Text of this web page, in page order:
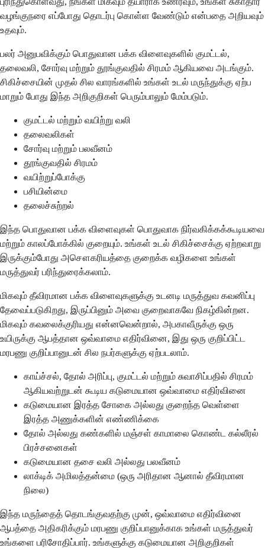
வழங்குநரை எப்போது தொடர்பு கொள்ள வேண்டும் என்பதை அறியவும்
உதவும்.
பலர் அனுபவிக்கும் பொதுவான பக்க விளைவுகளில் குமட்டல்,
தலைவலி, சோர்வு மற்றும் தூங்குவதில் சிரமம் ஆகியவை அடங்கும்.
சிகிச்சையின் முதல் சில வாரங்களில் உங்கள் உடல் மருந்துக்கு ஏற்ப
மாறும் போது இந்த அறிகுறிகள் பெரும்பாலும் மேம்படும்.
குமட்டல் மற்றும் வயிற்று வலி
தலைவலிகள்
சோர்வு மற்றும் பலவீனம்
தூங்குவதில் சிரமம்
வயிற்றுப்போக்கு
பசியின்மை
தலைச்சுற்றல்
இந்த பொதுவான பக்க விளைவுகள் பொதுவாக நிர்வகிக்கக்கூடியவை
மற்றும் காலப்போக்கில் குறையும். உங்கள் உடல் சிகிச்சைக்கு ஏற்றவாறு
இருக்கும்போது அசௌகரியத்தை குறைக்க வழிகளை உங்கள்
மருத்துவர் பரிந்துரைக்கலாம்.
மிகவும் தீவிரமான பக்க விளைவுகளுக்கு உடனடி மருத்துவ கவனிப்பு
தேவைப்படுகிறது, இருப்பினும் அவை குறைவாகவே நிகழ்கின்றன.
மிகவும் கவலைக்குரியது என்னவென்றால், அபகாவீருக்கு ஒரு
உயிருக்கு ஆபத்தான ஒவ்வாமை எதிர்வினை, இது ஒரு குறிப்பிட்ட
மரபணு குறிப்பானுடன் சில நபர்களுக்கு ஏற்படலாம்.
காய்ச்சல், தோல் அரிப்பு, குமட்டல் மற்றும் சுவாசிப்பதில் சிரமம்
ஆகியவற்றுடன் கூடிய கடுமையான ஒவ்வாமை எதிர்வினை
கடுமையான இரத்த சோகை அல்லது குறைந்த வெள்ளை
இரத்த அணுக்களின் எண்ணிக்கை
தோல் அல்லது கண்களில் மஞ்சள் காமாலை கொண்ட கல்லீரல்
பிரச்சனைகள்
கடுமையான தசை வலி அல்லது பலவீனம்
லாக்டிக் அமிலத்தன்மை (ஒரு அரிதான ஆனால் தீவிரமான
நிலை)
இந்த மருந்தைத் தொடங்குவதற்கு முன், ஒவ்வாமை எதிர்வினை
ஆபத்தை அதிகரிக்கும் மரபணு குறிப்பானுக்காக உங்கள் மருத்துவர்
உங்களை பரிசோதிப்பார். உங்களுக்கு கடுமையான அறிகுறிகள்